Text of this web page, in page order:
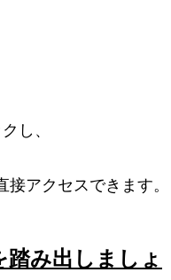
し、
アクセスできます。
み出しましょ